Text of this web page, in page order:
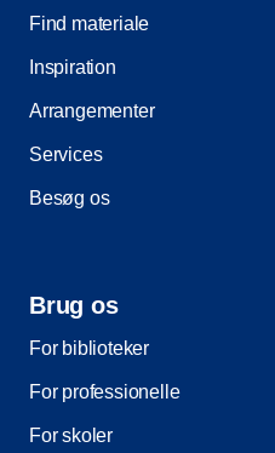
Find materiale
Inspiration
Arrangementer
Services
Besøg os
Brug os
For biblioteker
For professionelle
For skoler